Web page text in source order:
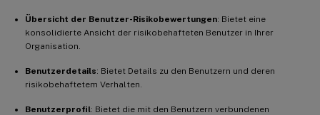
Übersicht der Benutzer-Risikobewertungen: Bietet eine
konsolidierte Ansicht der risikobehafteten Benutzer in Ihrer
Organisation.
Benutzerdetails: Bietet Details zu den Benutzern und deren
risikobehaftetem Verhalten.
Benutzerprofil: Bietet die mit den Benutzern verbundenen